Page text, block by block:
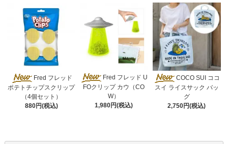
Fred フレッド
ポテトチップスクリップ
（4個セット）
880円(税込)
Fred フレッド U
FOクリップ カウ（CO
W）
1,980円(税込)
COCO SUI ココ
スイ ライスサック バッ
グ
2,750円(税込)